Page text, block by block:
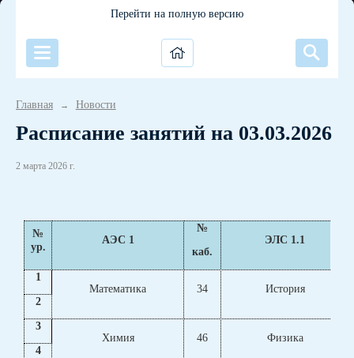
Перейти на полную версию
Главная → Новости
Расписание занятий на 03.03.2026
2 марта 2026 г.
№
ур.
АЭС 1
№
каб.
ЭЛС 1.1
1
Математика
34
История
2
3
Химия
46
Физика
4